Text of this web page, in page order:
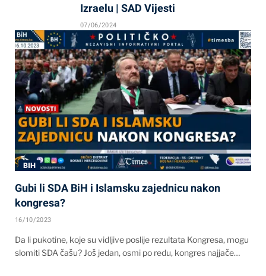
Izraelu | SAD Vijesti
07/06/2024
BIH
Gubi li SDA BiH i Islamsku zajednicu nakon
kongresa?
16/10/2023
Da li pukotine, koje su vidljive poslije rezultata Kongresa, mogu
slomiti SDA čašu? Još jedan, osmi po redu, kongres najjače…